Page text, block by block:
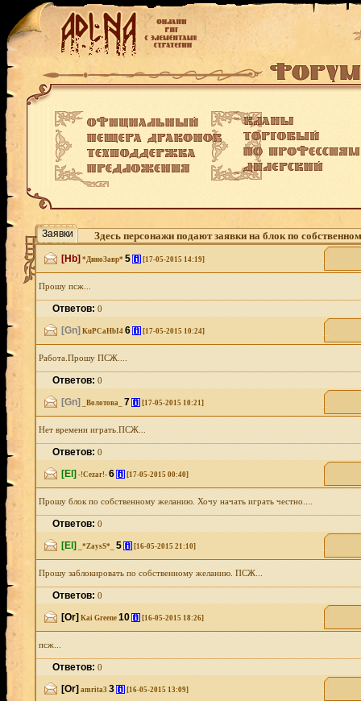
Заявки Здесь персонажи подают заявки на блок по
[Hb] *ДиноЗавр* 5 [i] [17-05-2015 14:19]
Прошу псж...
Ответов:0
[Gn] KuPCaHbI4 6 [i] [17-05-2015 10:24]
Работа.Прошу ПСЖ....
Ответов:0
[Gn] _Волотова_ 7 [i] [17-05-2015 10:21]
Нет времени играть.ПСЖ...
Ответов:0
[El] -!Cezar!- 6 [i] [17-05-2015 00:40]
Прошу блок по собственному желанию. Хочу начать играть честно....
Ответов:0
[El] _*ZaysS*_ 5 [i] [16-05-2015 21:10]
Прошу заблокировать по собственному желанию. ПСЖ...
Ответов:0
[Or] Kai Greene 10 [i] [16-05-2015 18:26]
псж...
Ответов:0
[Or] amrita3 3 [i] [16-05-2015 13:09]